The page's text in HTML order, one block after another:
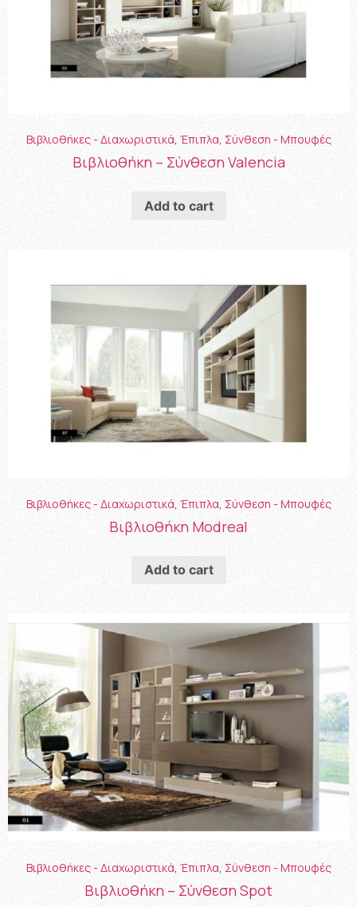
Βιβλιοθήκες - Διαχωριστικά, Έπιπλα, Σύνθεση - Μπουφές
Βιβλιοθήκη – Σύνθεση Valencia
Add to cart
Βιβλιοθήκες - Διαχωριστικά,Έπιπλα, Σύνθεση - Μπουφές
Βιβλιοθήκη Modreal
Add to cart
Βιβλιοθήκες - Διαχωριστικά, Έπιπλα, Σύνθεση - Μπουφές
Βιβλιοθήκη – Σύνθεση Spot